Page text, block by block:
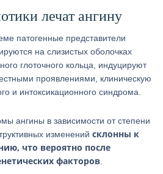
лечат ангину
патогенные представители
на слизистых оболочках
глоточного кольца, индуцируют
проявлениями, клиническую
и интоксикационного синдрома.
ангины в зависимости от степени
измененийсклонны к
что вероятно после
факторов